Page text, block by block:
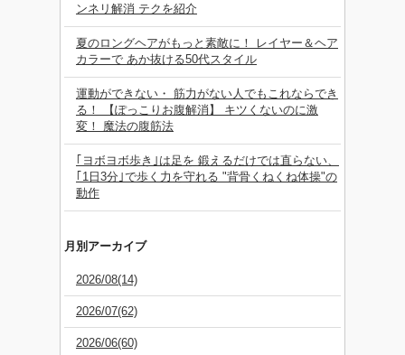
ンネリ解消 テクを紹介
夏のロングヘアがもっと素敵に！ レイヤー＆ヘア
カラーで あか抜ける50代スタイル
運動ができない・ 筋力がない人でもこれならでき
る！ 【ぽっこりお腹解消】 キツくないのに激
変！ 魔法の腹筋法
｢ヨボヨボ歩き｣は足を 鍛えるだけでは直らない、
｢1日3分｣で歩く力を守れる "背骨くねくね体操"の
動作
月別アーカイブ
2026/08(14)
2026/07(62)
2026/06(60)